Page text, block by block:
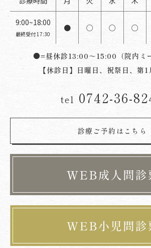
9:00~18:00
最終受付 17:30
● ○ ○ ○
●=昼休診13:00～15:00（院内ミ
【休診日】日曜日、祝祭日、第
tel 0742-36-
診療ご予約はこちら